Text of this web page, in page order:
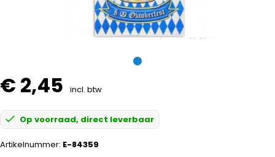
€ 2,45 incl. btw
Op voorraad, direct leverbaar
Artikelnummer: E-84359